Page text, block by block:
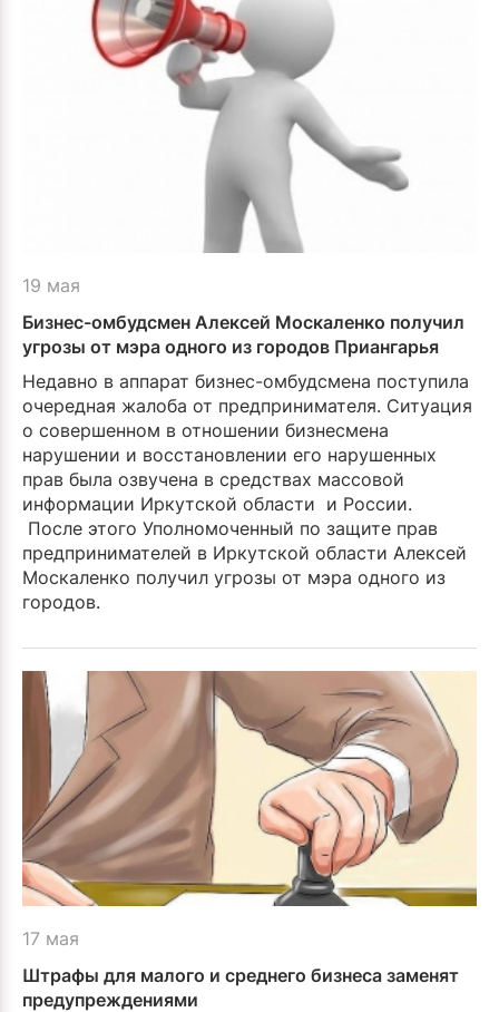
19 мая
Бизнес-омбудсмен Алексей Москаленко получил
угрозы от мэра одного из городов Приангарья
Недавно в аппарат бизнес-омбудсмена поступила
очередная жалоба от предпринимателя. Ситуация
о совершенном в отношении бизнесмена
нарушении и восстановлении его нарушенных
прав была озвучена в средствах массовой
информации Иркутской области и России.
После этого Уполномоченный по защите прав
предпринимателей в Иркутской области Алексей
Москаленко получил угрозы от мэра одного из
городов.
17 мая
Штрафы для малого и среднего бизнеса заменят
предупреждениями